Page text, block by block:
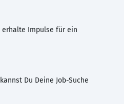
erhalte Impulse für ein
Du Deine Job-Suche